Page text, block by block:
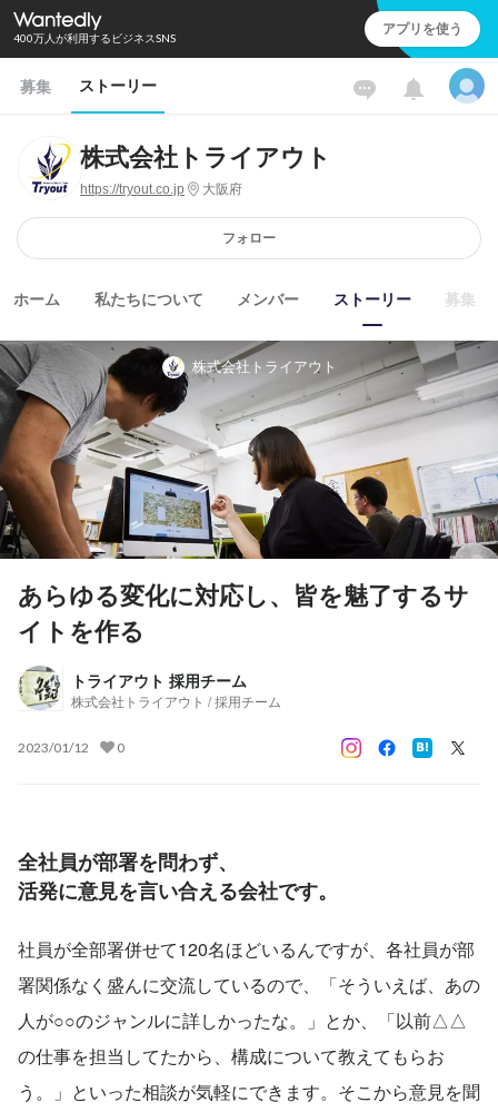
400万人が利用するビジネスSNS アプリを使う
募集 ストーリー
株式会社トライアウト
https://tryout.co.jp 大阪府
フォロー
ホーム 私たちについて メンバー ストーリー 募集
株式会社トライアウト
あらゆる変化に対応し、皆を魅了するサ
イトを作る
トライアウト 採用チーム
株式会社トライアウト / 採用チーム
2023/01/12 0
全社員が部署を問わず、
活発に意見を言い合える会社です。
社員が全部署併せて120名ほどいるんですが、各社員が部
署関係なく盛んに交流しているので、「そういえば、あの
人が○○のジャンルに詳しかったな。」とか、「以前△△
の仕事を担当してたから、構成について教えてもらお
う。」といった相談が気軽にできます。そこから意見を聞